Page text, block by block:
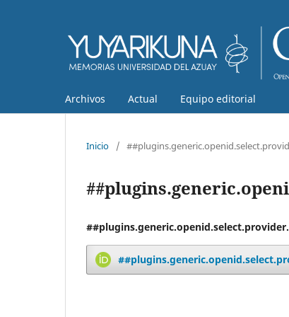
Archivos Actual Equipo editorial
Inicio /